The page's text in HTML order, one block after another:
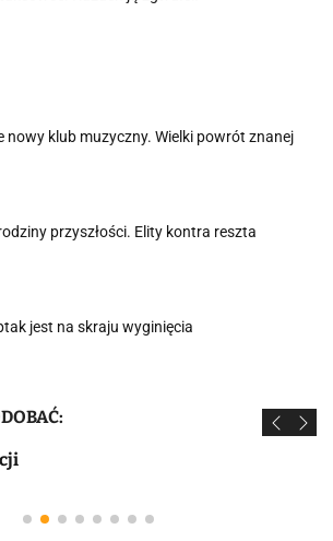
nowy klub muzyczny. Wielki powrót znanej
przyszłości. Elity kontra reszta
jest na skraju wyginięcia